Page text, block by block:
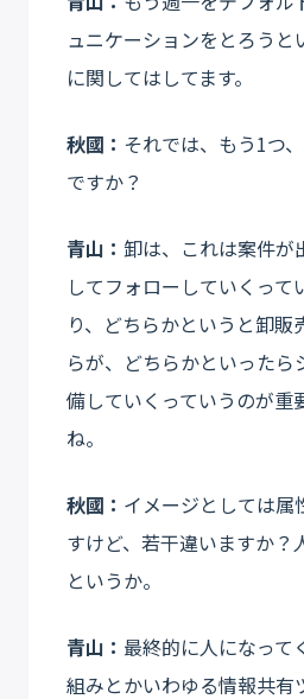
ュニケーションをとろう
に関してはしてます。
秋國： それでは、もう1つ
ですか？
青山： 卸は、これは案件が
してフォローしていくって
り、どちらかというと卸販
らが、どちらかといった
備していくっていうのが重
ね。
秋國： イメージとしては属
すけど、若干違いますか？
というか。
青山： 最終的に人になって
組みとかいわゆる情報共有